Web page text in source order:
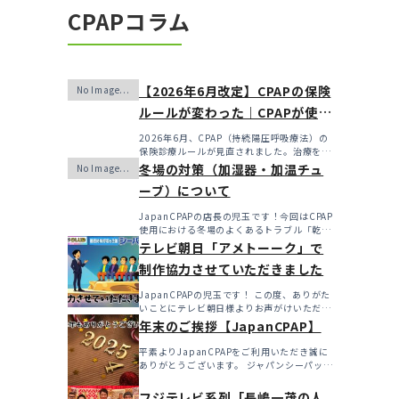
CPAPコラム
【2026年6月改定】CPAPの保険
ルールが変わった｜CPAPが使え
なくなるかも？変更のメリッ
ト・デメリットと「購入」とい
う選択肢
2026年6月、CPAP（持続陽圧呼吸療法）の
保険診療ルールが見直されました。治療を始
めるハードルは...
冬場の対策（加湿器・加温チュ
ーブ）について
JapanCPAPの店長の児玉です！今回はCPAP
使用における冬場のよくあるトラブル「乾
燥・寒さ・結...
テレビ朝日「アメトーーク」で
制作協力させていただきました
JapanCPAPの児玉です！ この度、ありがた
いことにテレビ朝日様よりお声がけいただき
アメト...
年末のご挨拶【JapanCPAP】
平素よりJapanCPAPをご利用いただき誠に
ありがとうございます。 ジャパンシーパップ